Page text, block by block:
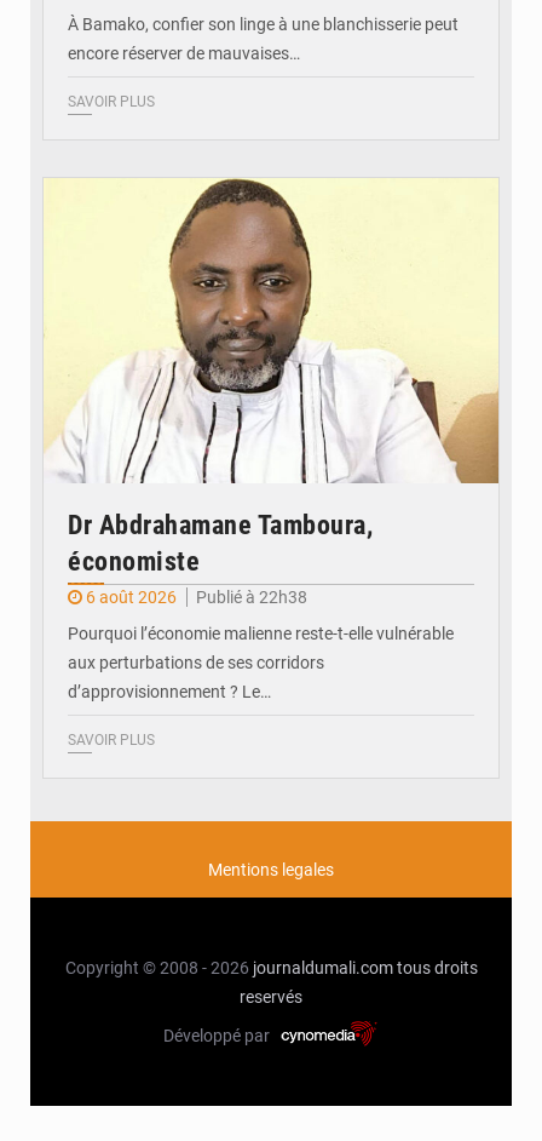
À Bamako, confier son linge à une blanchisserie peut
encore réserver de mauvaises…
SAVOIR PLUS
Dr Abdrahamane Tamboura,
économiste
6 août 2026
Publié à 22h38
Pourquoi l’économie malienne reste-t-elle vulnérable
aux perturbations de ses corridors
d’approvisionnement ? Le…
SAVOIR PLUS
Mentions legales
Copyright © 2008 - 2026 journaldumali.com tous droits
reservés
Développé par